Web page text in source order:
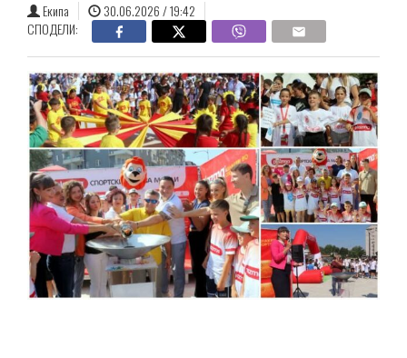
Екипа
30.06.2026 / 19:42
СПОДЕЛИ: